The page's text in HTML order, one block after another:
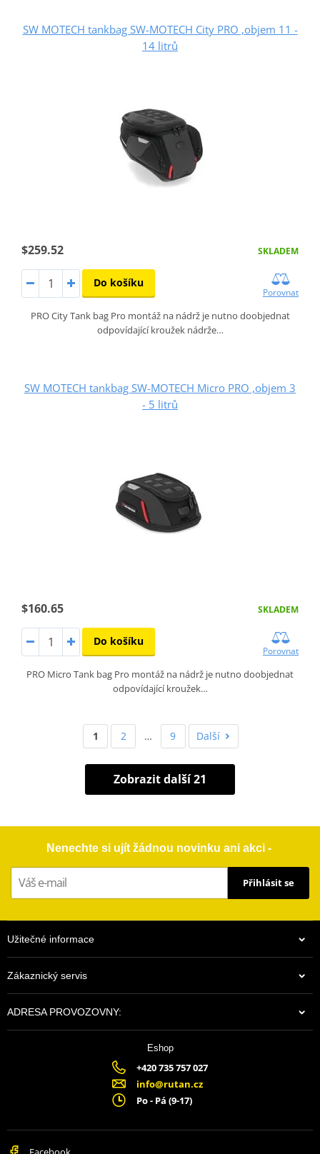
SW MOTECH tankbag SW-MOTECH City PRO ,objem 11 -
14 litrů
$259.52 SKLADEM
Do košíku
Porovnat
PRO City Tank bag Pro montáž na nádrž je nutno doobjednat
odpovídající kroužek nádrže…
SW MOTECH tankbag SW-MOTECH Micro PRO ,objem 3
- 5 litrů
$160.65 SKLADEM
Do košíku
Porovnat
PRO Micro Tank bag Pro montáž na nádrž je nutno doobjednat
odpovídající kroužek…
1 2 … 9 Další
Zobrazit další 21
Nenechte si ujít žádnou novinku ani akci -
Přihlásit se
Užitečné informace
Zákaznický servis
ADRESA PROVOZOVNY:
Eshop
+420 735 757 027
info@rutan.cz
Po - Pá (9-17)